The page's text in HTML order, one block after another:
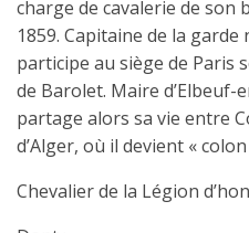
charge de cavalerie de son
1859. Capitaine de la
participe au siège de Paris
de Barolet. Maire d’Elbeuf-
partage alors sa vie entre
d’Alger, où il devient « colon
Chevalier de la Légion